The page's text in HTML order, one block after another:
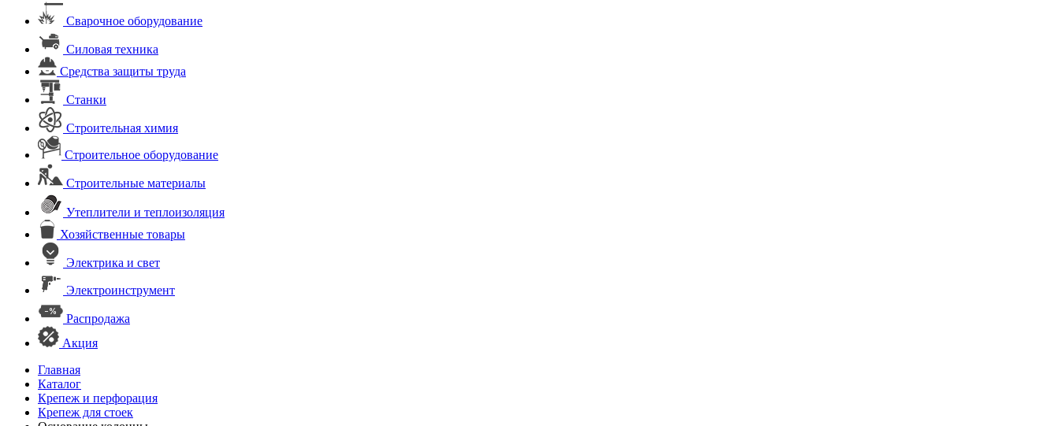
Сварочное оборудование
Силовая техника
Средства защиты труда
Станки
Строительная химия
Строительное оборудование
Строительные материалы
Утеплители и теплоизоляция
Хозяйственные товары
Электрика и свет
Электроинструмент
Распродажа
Акция
Главная
Каталог
Крепеж и перфорация
Крепеж для стоек